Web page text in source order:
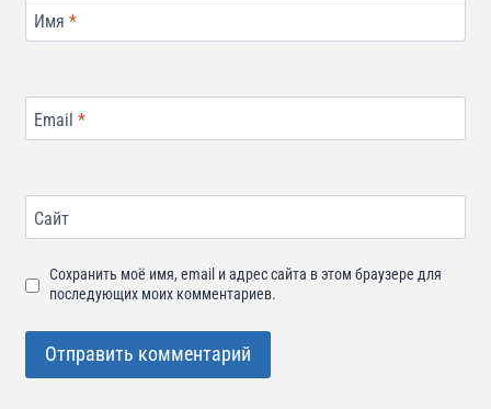
Имя *
Email *
Сайт
Сохранить моё имя, email и адрес сайта в этом браузере для
последующих моих комментариев.